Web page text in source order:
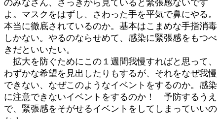
のみなさん、さっきから見ていると緊張感ないです
よ。マスクをはずし、さわった手を平気で鼻にやる。
本当に徹底されているのか。基本はこまめな手指消毒
しかない。やるのならせめて、感染に緊張感をもつべ
きだといいたい。
拡大を防ぐためにこの１週間我慢すればと思って、
わずかな希望を見出したりもするが、それをなぜ我慢
できない、なぜこのようなイベントをするのか。感染
に注意できないイベントをするのか！ 予防するうえ
で、緊張感をそがせるイベントをしてしまっていいの